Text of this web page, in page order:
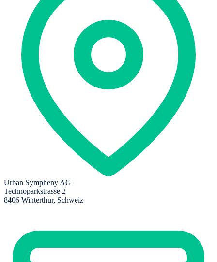
Urban Sympheny AG
Technoparkstrasse 2
8406 Winterthur, Schweiz